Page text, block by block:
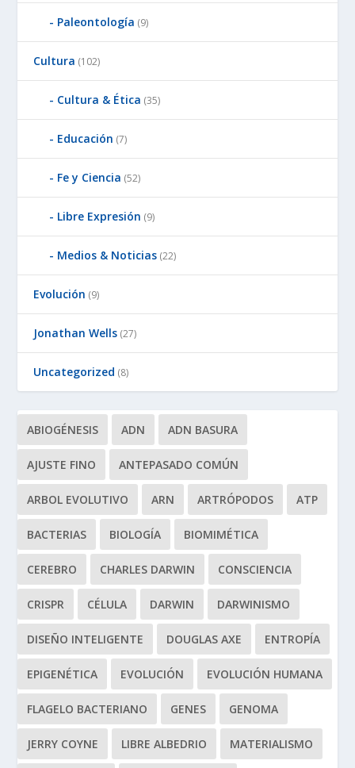
Paleontología (9)
Cultura (102)
Cultura & Ética (35)
Educación (7)
Fe y Ciencia (52)
Libre Expresión (9)
Medios & Noticias (22)
Evolución (9)
Jonathan Wells (27)
Uncategorized (8)
ABIOGÉNESIS ADN ADN BASURA
AJUSTE FINO ANTEPASADO COMÚN
ARBOL EVOLUTIVO ARN ARTRÓPODOS ATP
BACTERIAS BIOLOGÍA BIOMIMÉTICA
CEREBRO CHARLES DARWIN CONSCIENCIA
CRISPR CÉLULA DARWIN DARWINISMO
DISEÑO INTELIGENTE DOUGLAS AXE ENTROPÍA
EPIGENÉTICA EVOLUCIÓN EVOLUCIÓN HUMANA
FLAGELO BACTERIANO GENES GENOMA
JERRY COYNE LIBRE ALBEDRIO MATERIALISMO